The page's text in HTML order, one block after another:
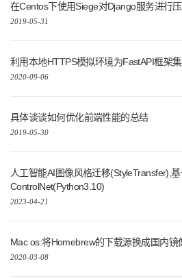
在Centos下使用Siege对Django服务进行
2019-05-31
利用本地HTTPS模拟环境为FastAPI框架
2020-09-06
具体谈谈如何优化前端性能的总结
2019-05-30
人工智能AI图像风格迁移(StyleTransfer),
ControlNet(Python3.10)
2023-04-21
Mac os:将Homebrew的下载源换成国内
2020-03-08